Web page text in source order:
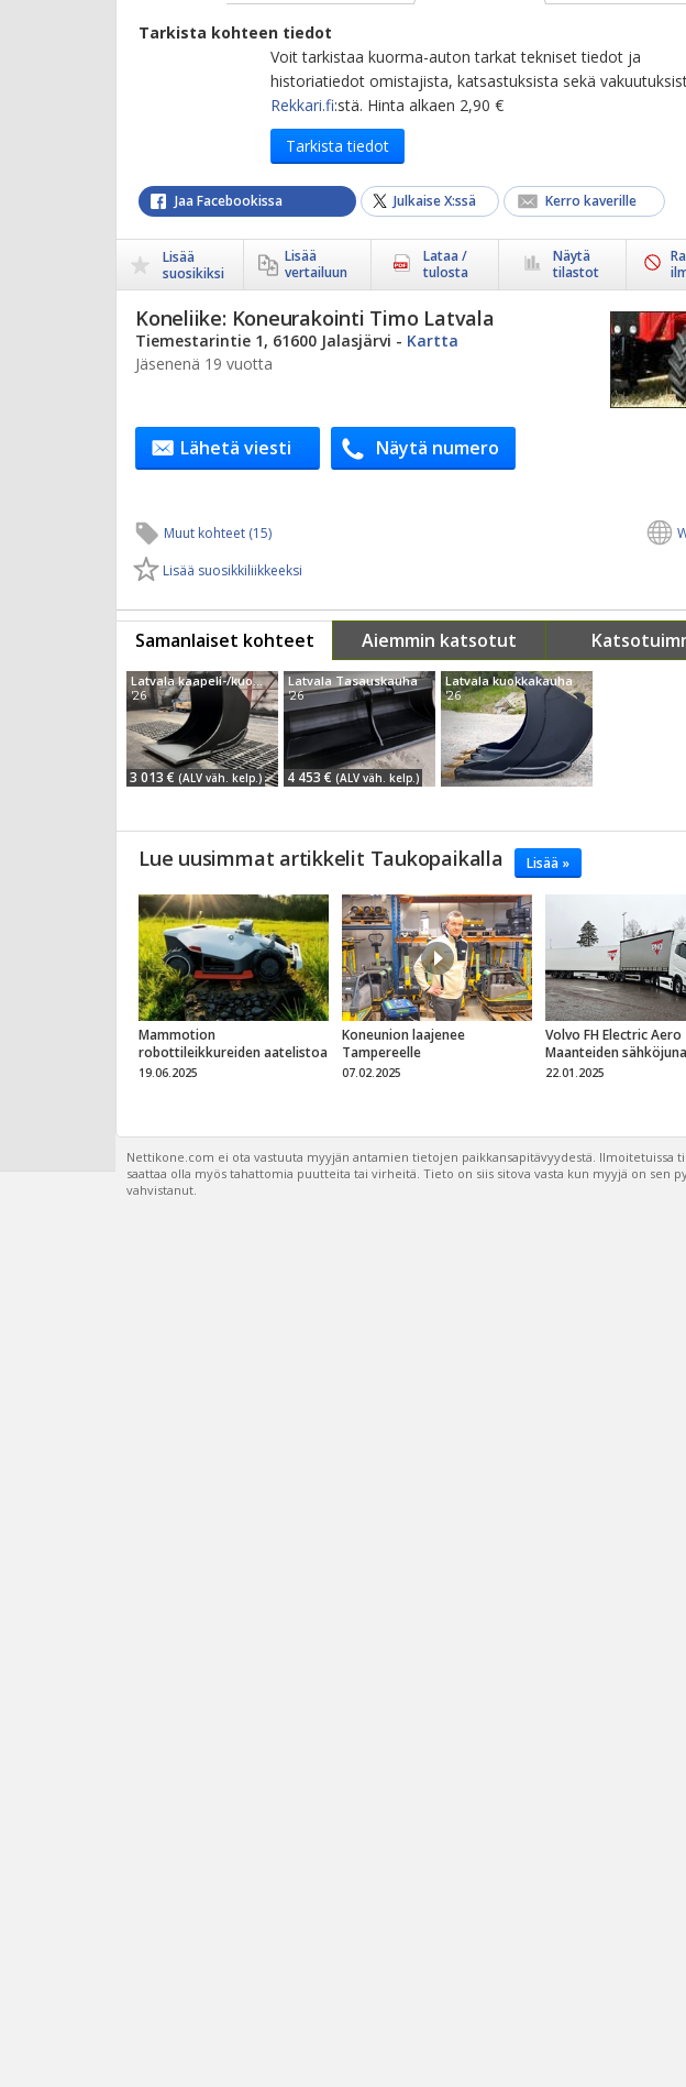
Tarkista kohteen tiedot
Voit tarkistaa kuorma-auton tarkat tekniset tiedot ja
historiatiedot omistajista, katsastuksista sekä
Rekkari.fi:stä. Hinta alkaen 2,90 €
Tarkista tiedot
Jaa Facebookissa Julkaise X:ssä Kerro kaverille
Lisää
suosikiksi
Lisää
vertailuun
Lataa /
tulosta
Näytä
tilastot
Koneliike: Koneurakointi Timo Latvala
Tiemestarintie 1, 61600 Jalasjärvi - Kartta
Jäsenenä 19 vuotta
Lähetä viesti Näytä numero
Muut kohteet (15)
Lisää suosikkiliikkeeksi
Samanlaiset kohteet Aiemmin katsotut
Latvala kaapeli-/kuokkak...
'26
3 013 € (ALV väh. kelp.)
Latvala Tasauskauha
'26
4 453 € (ALV väh. kelp.)
Latvala kuokkakauha
'26
Lue uusimmat artikkelit Taukopaikalla Lisää »
Mammotion
robottileikkureiden aatelistoa
19.06.2025
Koneunion laajenee
Tampereelle
07.02.2025
Volvo FH Electric Aero
Maanteiden sähköjuna
22.01.2025
Nettikone.com ei ota vastuuta myyjän antamien tietojen paikkansapitävyydestä. Ilmoitetuissa
saattaa olla myös tahattomia puutteita tai virheitä. Tieto on siis sitova vasta kun myyjä on sen
vahvistanut.